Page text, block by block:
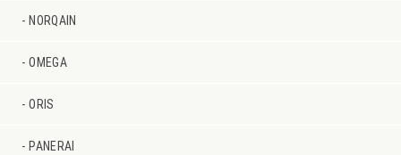
NORQAIN
OMEGA
ORIS
PANERAI